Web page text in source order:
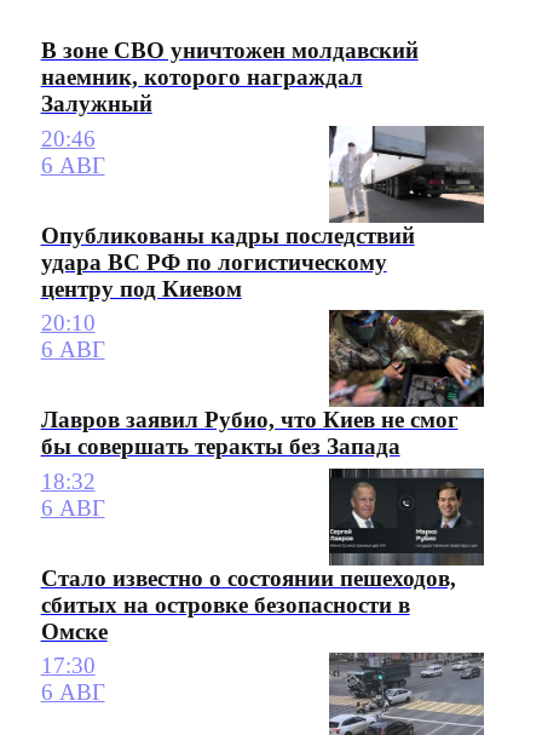
В зоне СВО уничтожен молдавский
наемник, которого награждал
Залужный
20:46
6 АВГ
Опубликованы кадры последствий
удара ВС РФ по логистическому
центру под Киевом
20:10
6 АВГ
Лавров заявил Рубио, что Киев не смог
бы совершать теракты без Запада
18:32
6 АВГ
Стало известно о состоянии пешеходов,
сбитых на островке безопасности в
Омске
17:30
6 АВГ